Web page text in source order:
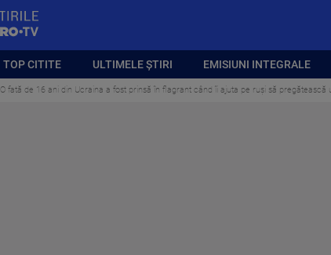
TOP CITITE ULTIMELE ȘTIRI EMISIUNI INTEGRALE
O fată de 16 ani din Ucraina a fost prinsă în flagrant când îi ajuta pe ruși să pregătească